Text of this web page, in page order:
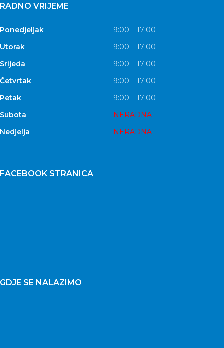
RADNO VRIJEME
Ponedjeljak
9:00 – 17:00
Utorak
9:00 – 17:00
Srijeda
9:00 – 17:00
Četvrtak
9:00 – 17:00
Petak
9:00 – 17:00
Subota
NERADNA
Nedjelja
NERADNA
FACEBOOK STRANICA
GDJE SE NALAZIMO